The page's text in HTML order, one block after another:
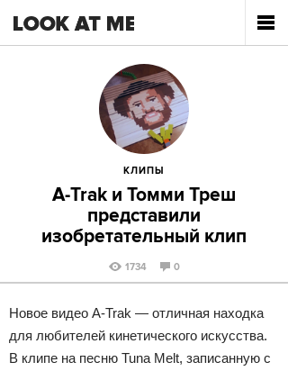
КЛИПЫ
A-Trak и Томми Треш
представили
изобретательный клип
1734 0
Новое видео A-Trak — отличная находка
для любителей кинетического искусства.
В клипе на песню Tuna Melt, записанную с